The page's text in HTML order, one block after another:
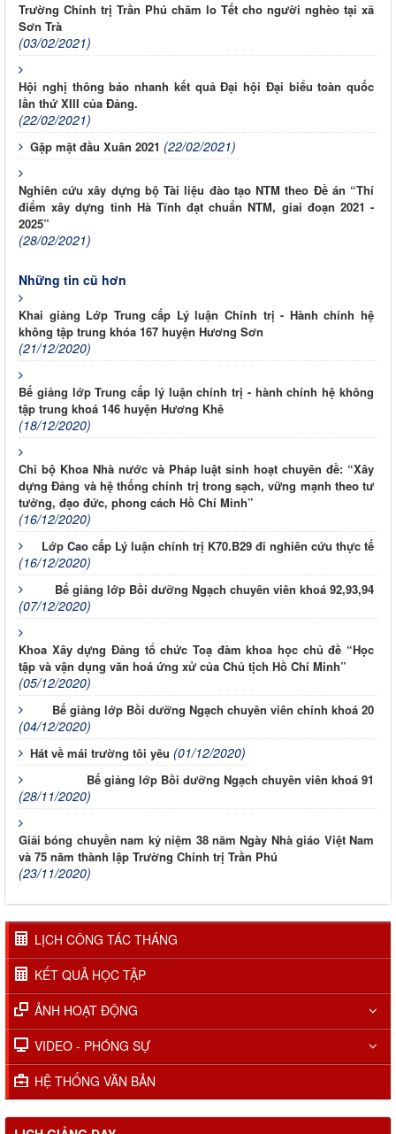
Trường Chính trị Trần Phú chăm lo Tết cho người nghèo tại xã
Sơn Trà
(03/02/2021)
Hội nghị thông báo nhanh kết quả Đại hội Đại biểu toàn quốc
lần thứ XIII của Đảng.
(22/02/2021)
Gặp mặt đầu Xuân 2021 (22/02/2021)
Nghiên cứu xây dựng bộ Tài liệu đào tạo NTM theo Đề án “Thí
điểm xây dựng tỉnh Hà Tĩnh đạt chuẩn NTM, giai đoạn 2021 -
2025”
(28/02/2021)
Những tin cũ hơn
Khai giảng Lớp Trung cấp Lý luận Chính trị - Hành chính hệ
không tập trung khóa 167 huyện Hương Sơn
(21/12/2020)
Bế giảng lớp Trung cấp lý luận chính trị - hành chính hệ không
tập trung khoá 146 huyện Hương Khê
(18/12/2020)
Chi bộ Khoa Nhà nước và Pháp luật sinh hoạt chuyên đề: “Xây
dựng Đảng và hệ thống chính trị trong sạch, vững mạnh theo tư
tưởng, đạo đức, phong cách Hồ Chí Minh”
(16/12/2020)
Lớp Cao cấp Lý luận chính trị K70.B29 đi nghiên cứu thực tế
(16/12/2020)
Bế giảng lớp Bồi dưỡng Ngạch chuyên viên khoá 92,93,94
(07/12/2020)
Khoa Xây dựng Đảng tổ chức Toạ đàm khoa học chủ đề “Học
tập và vận dụng văn hoá ứng xử của Chủ tịch Hồ Chí Minh”
(05/12/2020)
Bế giảng lớp Bồi dưỡng Ngạch chuyên viên chính khoá 20
(04/12/2020)
Hát về mái trường tôi yêu (01/12/2020)
Bế giảng lớp Bồi dưỡng Ngạch chuyên viên khoá 91
(28/11/2020)
Giải bóng chuyền nam kỷ niệm 38 năm Ngày Nhà giáo Việt Nam
và 75 năm thành lập Trường Chính trị Trần Phú
(23/11/2020)
LỊCH CÔNG TÁC THÁNG
KẾT QUẢ HỌC TẬP
ẢNH HOẠT ĐỘNG
VIDEO - PHÓNG SỰ
HỆ THỐNG VĂN BẢN